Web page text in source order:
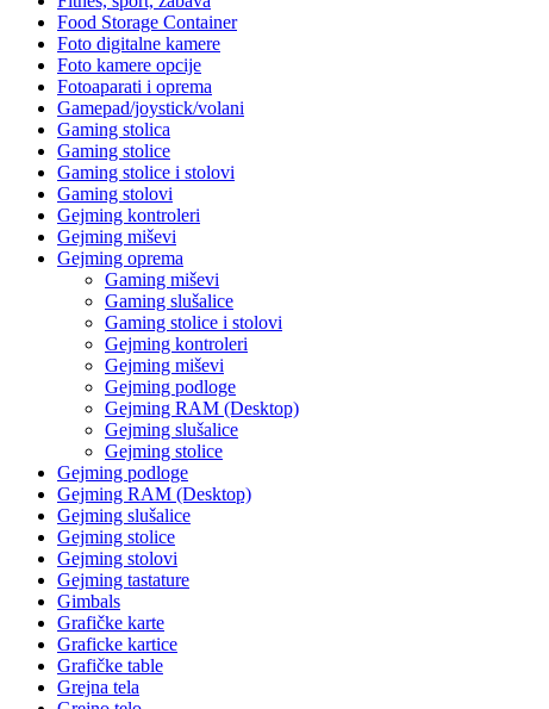
Food Storage Container
Foto digitalne kamere
Foto kamere opcije
Fotoaparati i oprema
Gamepad/joystick/volani
Gaming stolica
Gaming stolice
Gaming stolice i stolovi
Gaming stolovi
Gejming kontroleri
Gejming miševi
Gejming oprema
Gaming miševi
Gaming slušalice
Gaming stolice i stolovi
Gejming kontroleri
Gejming miševi
Gejming podloge
Gejming RAM (Desktop)
Gejming slušalice
Gejming stolice
Gejming podloge
Gejming RAM (Desktop)
Gejming slušalice
Gejming stolice
Gejming stolovi
Gejming tastature
Gimbals
Grafičke karte
Graficke kartice
Grafičke table
Grejna tela